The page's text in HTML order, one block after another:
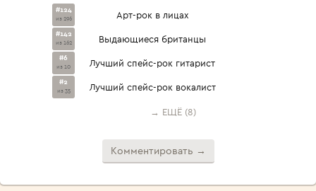
#124
из 296 Арт-рок в лицах
#142
из 162 Выдающиеся британцы
#6
из 10 Лучший спейс-рок гитарист
#2
из 35 Лучший спейс-рок вокалист
→ ЕЩЁ (8)
Комментировать →